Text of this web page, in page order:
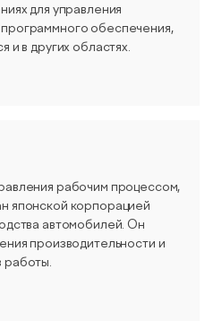
для управления
обеспечения,
и в других областях.
рабочим процессом,
японской корпорацией
автомобилей. Он
производительности и
работы.